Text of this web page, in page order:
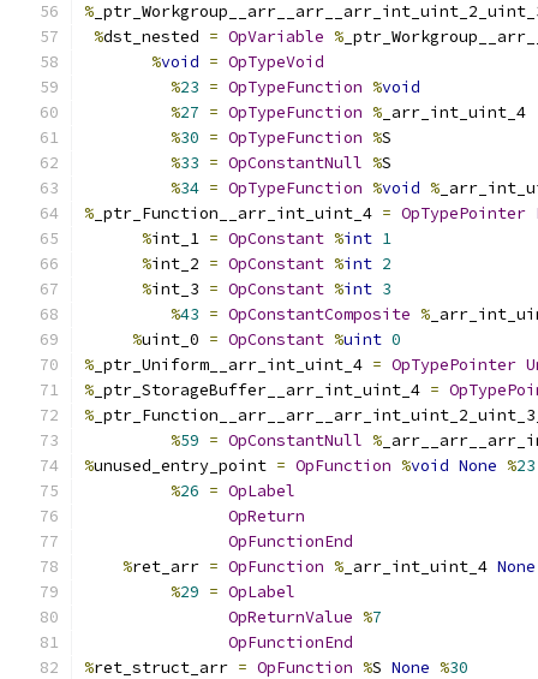
%
%dst_nested = OpVariable %
%void = OpTypeVoid
%23 = OpTypeFunction %void
%27 = OpTypeFunction % _arr_int_uint_4
%30 = OpTypeFunction %S
%33 = OpConstantNull %S
%34 = OpTypeFunction %void %
% _ptr_Function__arr_int_uint_4 = OpTypePointer
%int_1 = OpConstant %int 1
%int_2 = OpConstant %int 2
%int_3 = OpConstant %int 3
%43 = OpConstantComposite %
%uint_0 = OpConstant %uint 0
% _ptr_Uniform__arr_int_uint_4 = OpTypePointer
% _ptr_StorageBuffer__arr_int_uint_4 =
%
%59 = OpConstantNull %
%unused_entry_point = OpFunction %void None %23
%26 = OpLabel
OpReturn
OpFunctionEnd
%ret_arr = OpFunction % _arr_int_uint_4 None
%29 = OpLabel
OpReturnValue %7
OpFunctionEnd
%ret_struct_arr = OpFunction %S None %30